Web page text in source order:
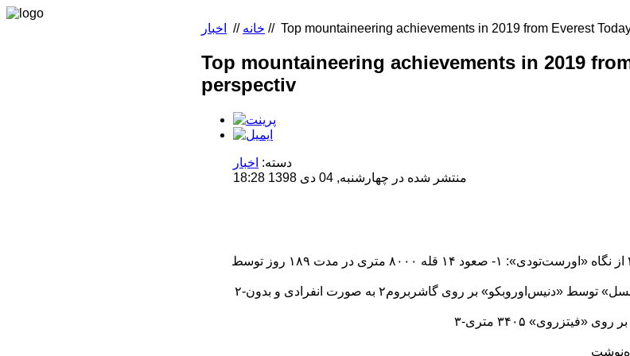
خانه // اخبار // Top mountaineering achievements in 2019 from Everest
Top mountaineering achievements in 2019
perspectiv
دسته: اخبار
منتشر شده در چهارشنبه, 04 دی 1398 18:28
برترین دستاوردهای کوه‌نوردی سال ۲۰۱۹ از نگاه «اورست‌تودی»: ۱- صعود ۱۴ قله ۸۰۰۰ متری در مدت ۱۸۹ روز توسط
۲-گشایش مسیر جدیدی تحت عنوان «ماه عسل» توسط «دنیس‌اوروبکو» بر روی گاشربروم۲ به صورت انفرادی و بدون